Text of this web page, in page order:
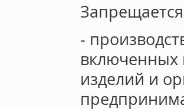
-
включенных
изделий и